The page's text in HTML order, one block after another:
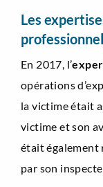
Les
En 2017, l’
opérations
la victime était
victime et son
était également
par son